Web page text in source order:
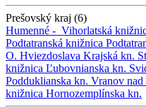
Prešovský kraj (6)
Humenné - Vihorlatská
Podtatranská knižnica
O. Hviezdoslava Krajská kn.
knižnica Ľubovnianska kn.
Podduklianska kn. Vranov
knižnica Hornozemplínska kn.